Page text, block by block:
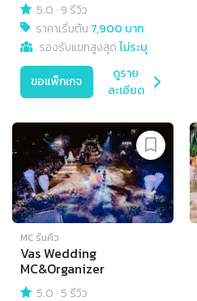
5.0 · 9 รีวิว
ราคาเริ่มต้น 7,900 บาท
รองรับแขกสูงสุดไม่ระบุ
ขอแพ็กเกจ
ดูราย
ละเอียด
MC รันคิว
Vas Wedding
MC&Organizer
5.0 · 5 รีวิว